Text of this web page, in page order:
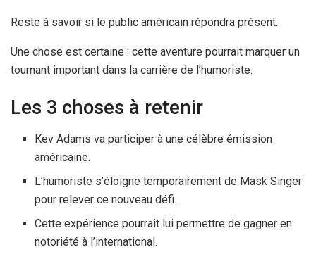
Reste à savoir si le public américain répondra présent.
Une chose est certaine : cette aventure pourrait marquer un
tournant important dans la carrière de l’humoriste.
Les 3 choses à retenir
Kev Adams va participer à une célèbre émission
américaine.
L’humoriste s’éloigne temporairement de Mask Singer
pour relever ce nouveau défi.
Cette expérience pourrait lui permettre de gagner en
notoriété à l’international.